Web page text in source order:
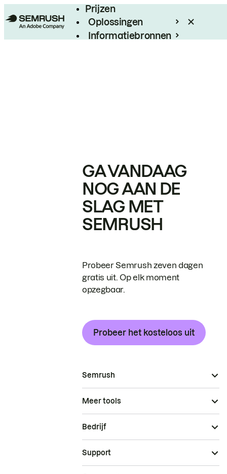
Prijzen
Oplossingen
Informatiebronnen
GA VANDAAG
NOG AAN DE
SLAG MET
SEMRUSH
Probeer Semrush zeven dagen
gratis uit. Op elk moment
opzegbaar.
Probeer het kosteloos uit
Semrush
Meer tools
Bedrijf
Support